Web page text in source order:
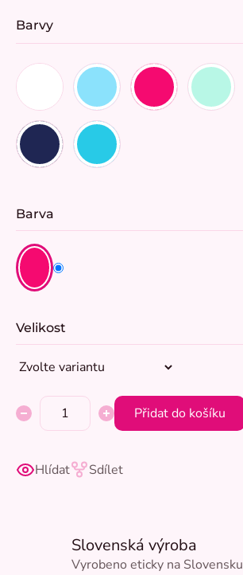
Barvy
Barva
Velikost
Přidat do košíku
Hlídat Sdílet
Slovenská výroba
Vyrobeno eticky na Slovensku